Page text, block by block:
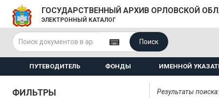
ГОСУДАРСТВЕННЫЙ АРХИВ ОРЛОВСКОЙ
ЭЛЕКТРОННЫЙ КАТАЛОГ
Поиск
ПУТЕВОДИТЕЛЬ ФОНДЫ ИМЕННОЙ
ФИЛЬТРЫ Результаты